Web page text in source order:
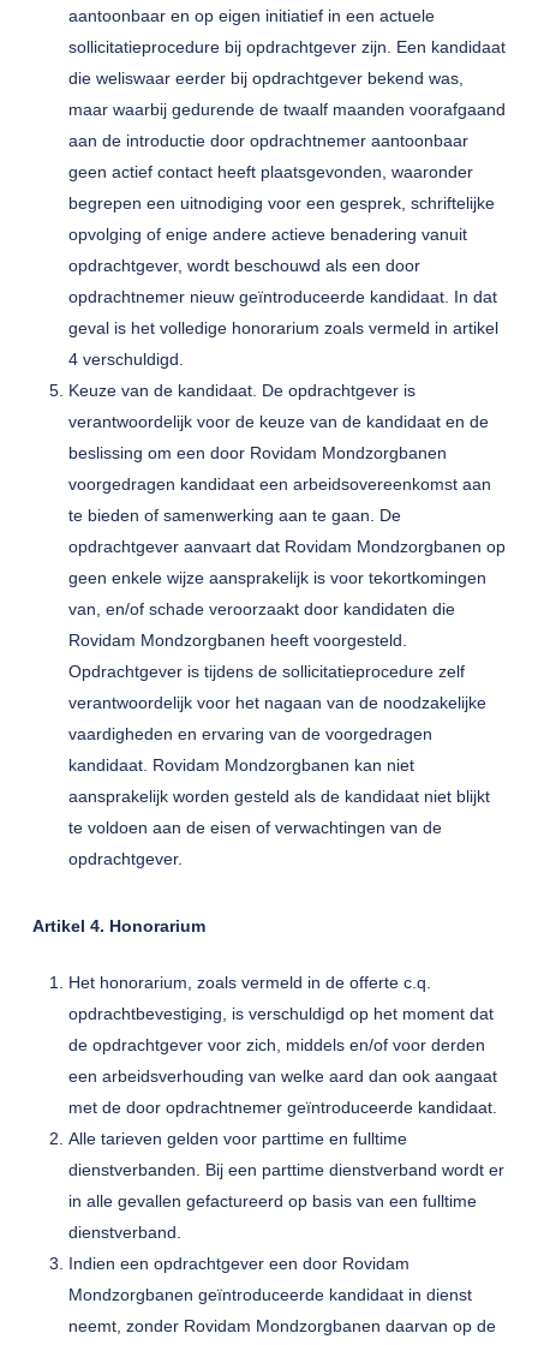
aantoonbaar en op eigen initiatief in een actuele
sollicitatieprocedure bij opdrachtgever zijn. Een kandidaat
die weliswaar eerder bij opdrachtgever bekend was,
maar waarbij gedurende de twaalf maanden voorafgaand
aan de introductie door opdrachtnemer aantoonbaar
geen actief contact heeft plaatsgevonden, waaronder
begrepen een uitnodiging voor een gesprek, schriftelijke
opvolging of enige andere actieve benadering vanuit
opdrachtgever, wordt beschouwd als een door
opdrachtnemer nieuw geïntroduceerde kandidaat. In dat
geval is het volledige honorarium zoals vermeld in artikel
4 verschuldigd.
Keuze van de kandidaat. De opdrachtgever is
verantwoordelijk voor de keuze van de kandidaat en de
beslissing om een door Rovidam Mondzorgbanen
voorgedragen kandidaat een arbeidsovereenkomst aan
te bieden of samenwerking aan te gaan. De
opdrachtgever aanvaart dat Rovidam Mondzorgbanen op
geen enkele wijze aansprakelijk is voor tekortkomingen
van, en/of schade veroorzaakt door kandidaten die
Rovidam Mondzorgbanen heeft voorgesteld.
Opdrachtgever is tijdens de sollicitatieprocedure zelf
verantwoordelijk voor het nagaan van de noodzakelijke
vaardigheden en ervaring van de voorgedragen
kandidaat. Rovidam Mondzorgbanen kan niet
aansprakelijk worden gesteld als de kandidaat niet blijkt
te voldoen aan de eisen of verwachtingen van de
opdrachtgever.
Artikel 4. Honorarium
Het honorarium, zoals vermeld in de offerte c.q.
opdrachtbevestiging, is verschuldigd op het moment dat
de opdrachtgever voor zich, middels en/of voor derden
een arbeidsverhouding van welke aard dan ook aangaat
met de door opdrachtnemer geïntroduceerde kandidaat.
Alle tarieven gelden voor parttime en fulltime
dienstverbanden. Bij een parttime dienstverband wordt er
in alle gevallen gefactureerd op basis van een fulltime
dienstverband.
Indien een opdrachtgever een door Rovidam
Mondzorgbanen geïntroduceerde kandidaat in dienst
neemt, zonder Rovidam Mondzorgbanen daarvan op de